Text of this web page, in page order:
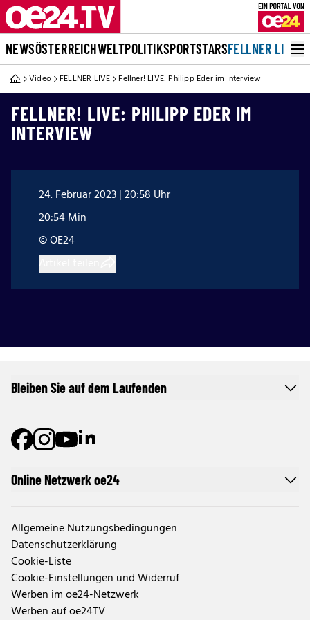
NEWSÖSTERREICHWELTPOLITIKSPORTSTARSFELLNER LIVE
Video FELLNER LIVE Fellner! LIVE: Philipp Eder im Interview
FELLNER! LIVE: PHILIPP EDER IM
INTERVIEW
24. Februar 2023 | 20:58 Uhr
20:54 Min
© OE24
Online Netzwerk oe24
Allgemeine Nutzungsbedingungen
Datenschutzerklärung
Cookie-Liste
Cookie-Einstellungen und Widerruf
Werben im oe24-Netzwerk
Werben auf oe24TV
Bleiben Sie auf dem Laufenden